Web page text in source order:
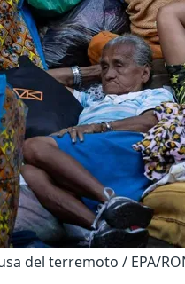
del terremoto / EPA/